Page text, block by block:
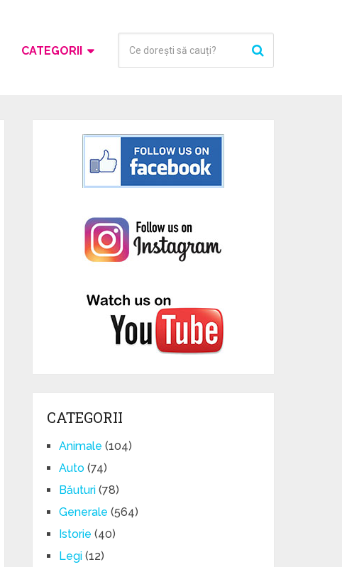
CATEGORII
CATEGORII
Animale (104)
Auto (74)
Băuturi (78)
Generale (564)
Istorie (40)
Legi (12)